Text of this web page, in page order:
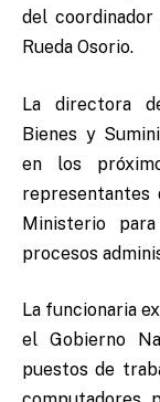
del coordinador
Rueda Osorio.
La directora
Bienes y
en los
representantes
Ministerio
procesos
La funcionaria
el Gobierno
puestos de